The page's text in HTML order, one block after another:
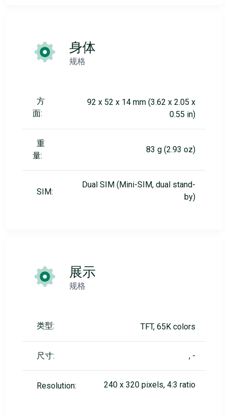
身体
规格
方
面:
92 x 52 x 14 mm (3.62 x 2.05 x
0.55 in)
重
量:
83 g (2.93 oz)
SIM:
Dual SIM (Mini-SIM, dual stand-
by)
展示
规格
类型: TFT, 65K colors
尺寸: , -
Resolution: 240 x 320 pixels, 4:3 ratio